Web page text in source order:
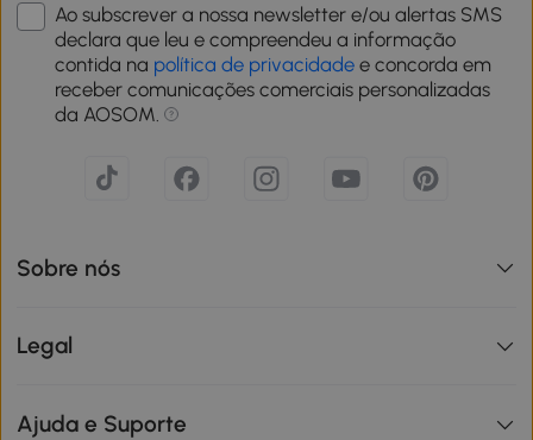
Ao subscrever a nossa newsletter e/ou alertas SMS
declara que leu e compreendeu a informação
contida na política de privacidade e concorda em
receber comunicações comerciais personalizadas
da AOSOM.
Sobre nós
Legal
Ajuda e Suporte